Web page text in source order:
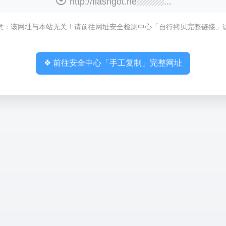
：该网址与本站无关！请前往网址安全检测中心「自行拷贝完整链接」
❖ 前往安全中心「手工复制」完整网址